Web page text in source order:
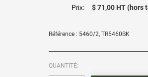
Prix: $ 71,00 HT (hors
Référence : 5460/2, TR5460BK
QUANTITÉ: